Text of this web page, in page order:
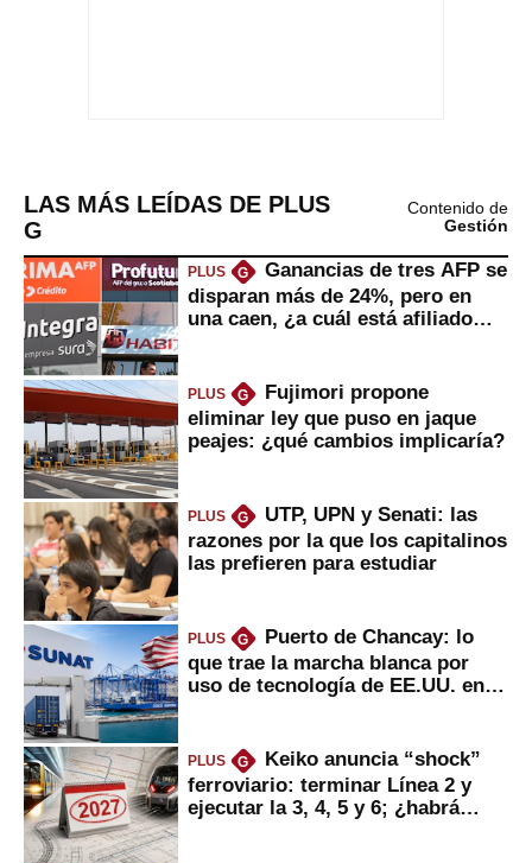
LAS MÁS LEÍDAS DE PLUS
G
Contenido de
Gestión
PLUS G
Ganancias de tres AFP se
disparan más de 24%, pero en
una caen, ¿a cuál está afiliado
PLUS G
Fujimori propone
eliminar ley que puso en jaque
peajes: ¿qué cambios implicaría?
PLUS G
UTP, UPN y Senati: las
razones por la que los capitalinos
las prefieren para estudiar
PLUS G
Puerto de Chancay: lo
que trae la marcha blanca por
uso de tecnología de EE.UU. en
PLUS G
Keiko anuncia “shock”
ferroviario: terminar Línea 2 y
ejecutar la 3, 4, 5 y 6; ¿habrá